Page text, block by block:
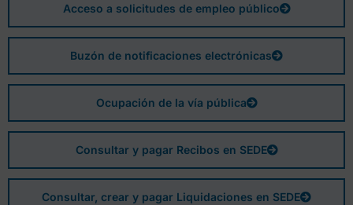
Acceso a solicitudes de empleo público
Buzón de notificaciones electrónicas
Ocupación de la vía pública
Consultar y pagar Recibos en SEDE
Consultar, crear y pagar Liquidaciones en SEDE